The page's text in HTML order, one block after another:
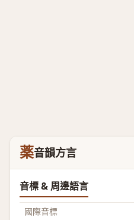
薬音韻方言
音標 & 周邊語言
國際音標